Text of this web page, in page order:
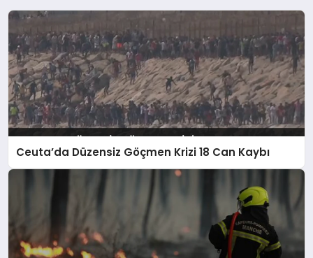
Ceuta’da Düzensiz Göçmen Krizi 18 Can Kaybı